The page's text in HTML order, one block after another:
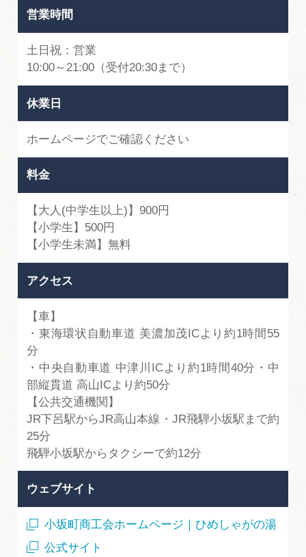
営業時間
土日祝：営業
10:00～21:00（受付20:30まで）
休業日
ホームページでご確認ください
料金
【大人(中学生以上)】900円
【小学生】500円
【小学生未満】無料
アクセス
【車】
・東海環状自動車道 美濃加茂ICより約1時間55
分
・中央自動車道 中津川ICより約1時間40分・中
部縦貫道 高山ICより約50分
【公共交通機関】
JR下呂駅からJR高山本線・JR飛騨小坂駅まで約
25分
飛騨小坂駅からタクシーで約12分
ウェブサイト
小坂町商工会ホームページ｜ひめしゃがの湯
公式サイト